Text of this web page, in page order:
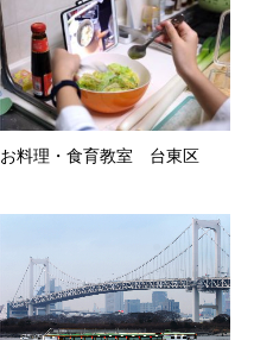
お料理・食育教室 台東区